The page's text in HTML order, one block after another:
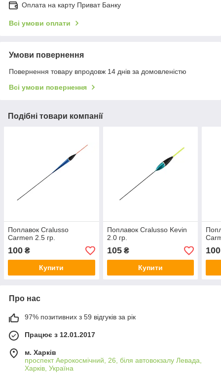
Оплата на карту Приват Банку
Всі умови оплати
Умови повернення
Повернення товару впродовж 14 днів за домовленістю
Всі умови повернення
Подібні товари компанії
Поплавок Cralusso
Carmen 2.5 гр.
100 ₴
Купити
Поплавок Cralusso Kevin
2.0 гр.
105₴
Купити
100
Про нас
97% позитивних з 59 відгуків за рік
Працює з 12.01.2017
м. Харків
проспект Аерокосмічний, 26, біля автовокзалу Левада,
Харків, Україна